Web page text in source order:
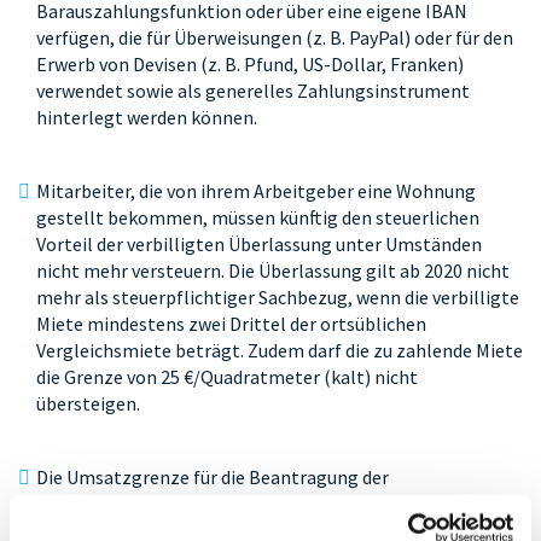
Barauszahlungsfunktion oder über eine eigene IBAN
verfügen, die für Überweisungen (z. B. PayPal) oder für den
Erwerb von Devisen (z. B. Pfund, US-Dollar, Franken)
verwendet sowie als generelles Zahlungsinstrument
hinterlegt werden können.
Mitarbeiter, die von ihrem Arbeitgeber eine Wohnung
gestellt bekommen, müssen künftig den steuerlichen
Vorteil der verbilligten Überlassung unter Umständen
nicht mehr versteuern. Die Überlassung gilt ab 2020 nicht
mehr als steuerpflichtiger Sachbezug, wenn die verbilligte
Miete mindestens zwei Drittel der ortsüblichen
Vergleichsmiete beträgt. Zudem darf die zu zahlende Miete
die Grenze von 25 €/Quadratmeter (kalt) nicht
übersteigen.
Die Umsatzgrenze für die Beantragung der
nach vereinnahmtem Entgelt) bei der Umsatzsteuer zum